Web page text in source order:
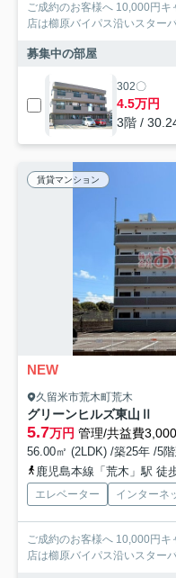
ご成約のお客様へ 10,000円
店は櫛原バイパス沿いスター
募集中の部屋
302〇
4.5万円
3階 /
賃貸マンション
NEW
久留米市荒木町荒木
グリーンヒルズ東山Ⅱ
5.7万円 管理/共益費
56.00㎡ (2LDK) /築25年 /5
鹿児島本線「荒木」駅 徒
エレベーター インターネ
ご成約のお客様へ 10,000円
店は櫛原バイパス沿いスター